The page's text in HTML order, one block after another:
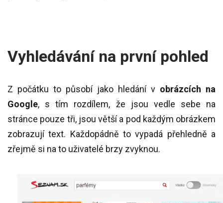
Vyhledávání na první pohled
Z počátku to působí jako hledání v obrázcích na
Google, s tím rozdílem, že jsou vedle sebe na
stránce pouze tři, jsou větší a pod každým obrázkem
zobrazují text. Každopádně to vypadá přehledně a
zřejmě si na to uživatelé brzy zvyknou.